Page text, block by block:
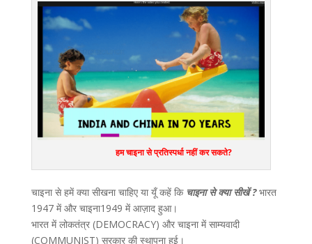
हम चाइना से प्रतिस्पर्धा नहीं कर सकते?
चाइना से हमें क्या सीखना चाहिए या यूँ कहें कि चाइना से क्या सीखें ?भारत
1947 में और चाइना1949 में आज़ाद हुआ।
भारत में लोकतंत्र (DEMOCRACY) और चाइना में साम्यवादी
(COMMUNIST) सरकार की स्थापना हुई।